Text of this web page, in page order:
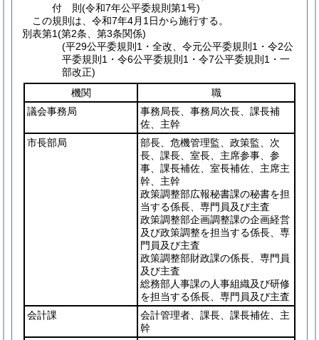
付 則(令和7年公平委規則第1号)
この規則は、令和7年4月1日から施行する。
別表第1(第2条、第3条関係)
(平29公平委規則1・全改、令元公平委規則1・令2公
平委規則1・令6公平委規則1・令7公平委規則1・一
部改正)
機関
職
議会事務局
事務局長、事務局次長、課長補
佐、主幹
市長部局
部長、危機管理監、政策監、次
長、課長、室長、主席参事、参
事、課長補佐、室長補佐、主席主
幹、主幹
政策調整部広報秘書課の秘書を担
当する係長、専門員及び主査
政策調整部企画調整課の企画経営
及び政策調整を担当する係長、専
門員及び主査
政策調整部財政課の係長、専門員
及び主査
総務部人事課の人事組織及び研修
を担当する係長、専門員及び主査
会計課
会計管理者、課長、課長補佐、主
幹